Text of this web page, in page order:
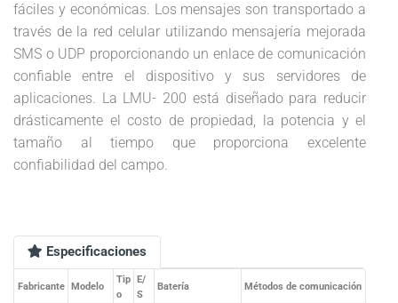
fáciles y económicas. Los mensajes son transportado a
través de la red celular utilizando mensajería mejorada
SMS o UDP proporcionando un enlace de comunicación
confiable entre el dispositivo y sus servidores de
aplicaciones. La LMU- 200 está diseñado para reducir
drásticamente el costo de propiedad, la potencia y el
tamaño al tiempo que proporciona excelente
confiabilidad del campo.
Especificaciones
Fabricante Modelo
Tip
o
E/
S
Batería Métodos de comunicación